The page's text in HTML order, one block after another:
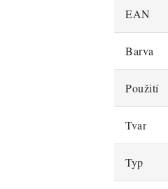
EAN
Barva
Použití
Tvar
Typ